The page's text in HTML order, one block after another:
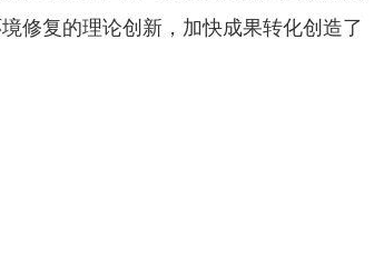
修复的理论创新，加快成果转化创造了